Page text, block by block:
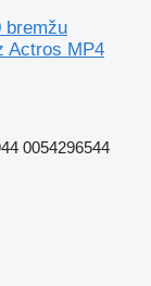
bremžu
Actros MP4
0054296544